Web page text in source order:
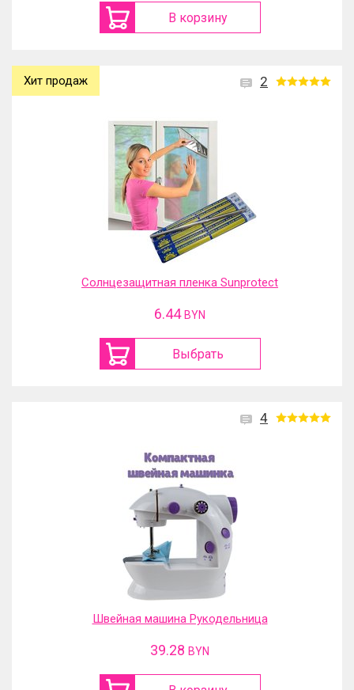
В корзину
2
Хит продаж
Солнцезащитная пленка Sunprotect
6.44 BYN
Выбрать
4
Швейная машина Рукодельница
39.28 BYN